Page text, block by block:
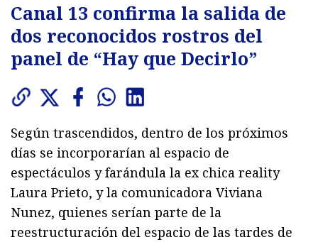
Canal 13 confirma la salida de
dos reconocidos rostros del
panel de “Hay que Decirlo”
Según trascendidos, dentro de los próximos
días se incorporarían al espacio de
espectáculos y farándula la ex chica reality
Laura Prieto, y la comunicadora Viviana
Nunez, quienes serían parte de la
reestructuración del espacio de las tardes de